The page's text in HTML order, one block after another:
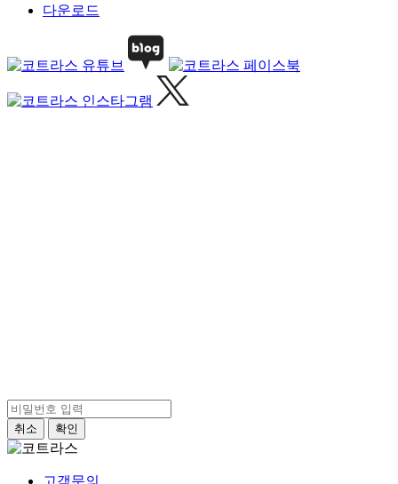
다운로드
전산화 인지 훈련
수정 삭제
목록
취소 확인
고객문의